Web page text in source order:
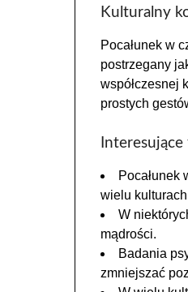
Kulturalny
Pocałunek w
postrzegany
współczesnej
prostych
Pocałunek
wielu
W
mądrości.
Badania
zmniejszać